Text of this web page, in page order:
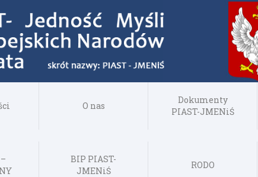
O nas
Dokumenty
PIAST-JMENiŚ
BIP PIAST-
JMENiŚ
RODO